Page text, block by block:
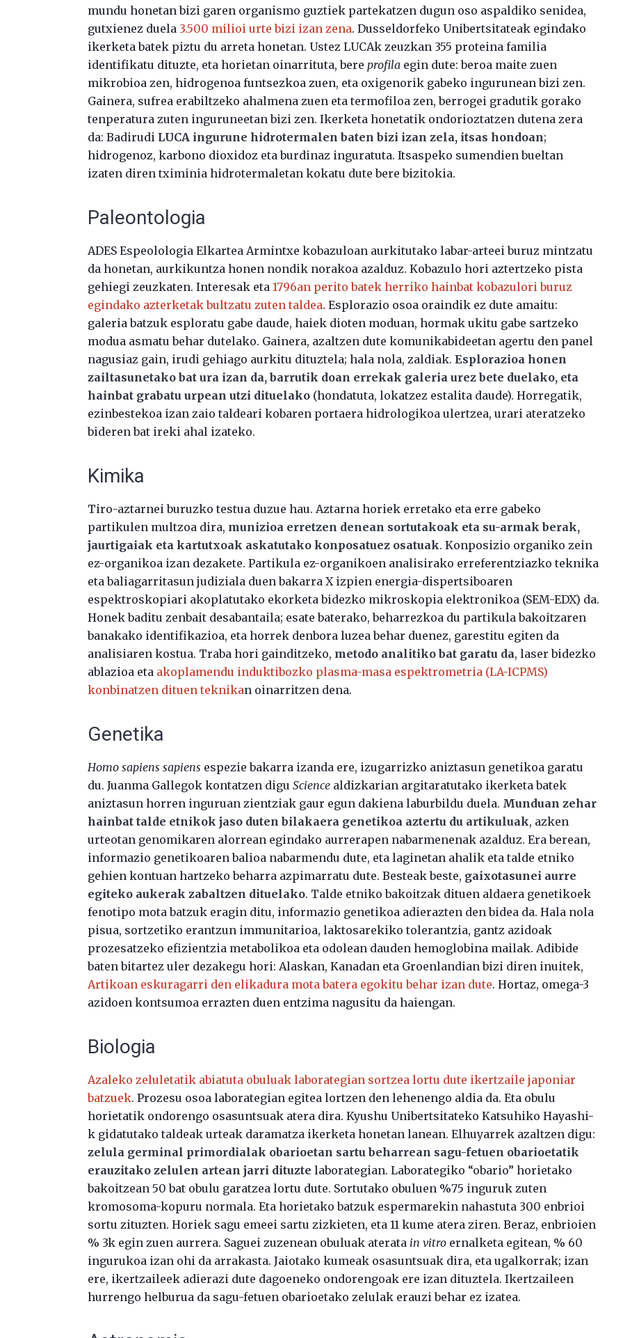
mundu honetan bizi garen organismo guztiek partekatzen dugun oso aspaldiko senidea,
gutxienez duela 3.500 milioi urte bizi izan zena. Dusseldorfeko Unibertsitateak egindako
ikerketa batek piztu du arreta honetan. Ustez LUCAk zeuzkan 355 proteina familia
identifikatu dituzte, eta horietan oinarrituta, bere profila egin dute: beroa maite zuen
mikrobioa zen, hidrogenoa funtsezkoa zuen, eta oxigenorik gabeko ingurunean bizi zen.
Gainera, sufrea erabiltzeko ahalmena zuen eta termofiloa zen, berrogei gradutik gorako
tenperatura zuten inguruneetan bizi zen. Ikerketa honetatik ondorioztatzen dutena zera
da: Badirudi LUCA ingurune hidrotermalen baten bizi izan zela, itsas hondoan;
hidrogenoz, karbono dioxidoz eta burdinaz inguratuta. Itsaspeko sumendien bueltan
izaten diren tximinia hidrotermaletan kokatu dute bere bizitokia.
Paleontologia
ADES Espeolologia Elkartea Armintxe kobazuloan aurkitutako labar-arteei buruz mintzatu
da honetan, aurkikuntza honen nondik norakoa azalduz. Kobazulo hori aztertzeko pista
gehiegi zeuzkaten. Interesak eta1796an perito batek herriko hainbat kobazulori buruz
egindako azterketak bultzatu zuten taldea. Esplorazio osoa oraindik ez dute amaitu:
galeria batzuk esploratu gabe daude, haiek dioten moduan, hormak ukitu gabe sartzeko
modua asmatu behar dutelako. Gainera, azaltzen dute komunikabideetan agertu den panel
nagusiaz gain, irudi gehiago aurkitu dituztela; hala nola, zaldiak.Esplorazioa honen
zailtasunetako bat ura izan da, barrutik doan errekak galeria urez bete duelako, eta
hainbat grabatu urpean utzi dituelako (hondatuta, lokatzez estalita daude). Horregatik,
ezinbestekoa izan zaio taldeari kobaren portaera hidrologikoa ulertzea, urari ateratzeko
bideren bat ireki ahal izateko.
Kimika
Tiro-aztarnei buruzko testua duzue hau. Aztarna horiek erretako eta erre gabeko
partikulen multzoa dira, munizioa erretzen denean sortutakoak eta su-armak berak,
jaurtigaiak eta kartutxoak askatutako konposatuez osatuak. Konposizio organiko zein
ez-organikoa izan dezakete. Partikula ez-organikoen analisirako erreferentziazko teknika
eta baliagarritasun judiziala duen bakarra X izpien energia-dispertsiboaren
espektroskopiari akoplatutako ekorketa bidezko mikroskopia elektronikoa (SEM-EDX) da.
Honek baditu zenbait desabantaila; esate baterako, beharrezkoa du partikula bakoitzaren
banakako identifikazioa, eta horrek denbora luzea behar duenez, garestitu egiten da
analisiaren kostua. Traba hori gainditzeko, metodo analitiko bat garatu da, laser bidezko
ablazioa eta akoplamendu induktibozko plasma-masa espektrometria (LA-ICPMS)
konbinatzen dituen teknikan oinarritzen dena.
Genetika
Homo sapiens sapiens espezie bakarra izanda ere, izugarrizko aniztasun genetikoa garatu
du. Juanma Gallegok kontatzen diguScience aldizkarian argitaratutako ikerketa batek
aniztasun horren inguruan zientziak gaur egun dakiena laburbildu duela. Munduan zehar
hainbat talde etnikok jaso duten bilakaera genetikoa aztertu du artikuluak, azken
urteotan genomikaren alorrean egindako aurrerapen nabarmenenak azalduz. Era berean,
informazio genetikoaren balioa nabarmendu dute, eta laginetan ahalik eta talde etniko
gehien kontuan hartzeko beharra azpimarratu dute. Besteak beste, gaixotasunei aurre
egiteko aukerak zabaltzen dituelako. Talde etniko bakoitzak dituen aldaera genetikoek
fenotipo mota batzuk eragin ditu, informazio genetikoa adierazten den bidea da. Hala nola
pisua, sortzetiko erantzun immunitarioa, laktosarekiko tolerantzia, gantz azidoak
prozesatzeko efizientzia metabolikoa eta odolean dauden hemoglobina mailak. Adibide
baten bitartez uler dezakegu hori: Alaskan, Kanadan eta Groenlandian bizi diren inuitek,
Artikoan eskuragarri den elikadura mota batera egokitu behar izan dute. Hortaz, omega-3
azidoen kontsumoa errazten duen entzima nagusitu da haiengan.
Biologia
Azaleko zeluletatik abiatuta obuluak laborategian sortzea lortu dute ikertzaile japoniar
batzuek. Prozesu osoa laborategian egitea lortzen den lehenengo aldia da. Eta obulu
horietatik ondorengo osasuntsuak atera dira. Kyushu Unibertsitateko Katsuhiko Hayashi-
k gidatutako taldeak urteak daramatza ikerketa honetan lanean. Elhuyarrek azaltzen digu:
zelula germinal primordialak obarioetan sartu beharrean sagu-fetuen obarioetatik
erauzitako zelulen artean jarri dituzte laborategian. Laborategiko “obario” horietako
bakoitzean 50 bat obulu garatzea lortu dute. Sortutako obuluen %75 inguruk zuten
kromosoma-kopuru normala. Eta horietako batzuk espermarekin nahastuta 300 enbrioi
sortu zituzten. Horiek sagu emeei sartu zizkieten, eta 11 kume atera ziren. Beraz, enbrioien
% 3k egin zuen aurrera. Saguei zuzenean obuluak aterata in vitro ernalketa egitean, % 60
ingurukoa izan ohi da arrakasta. Jaiotako kumeak osasuntsuak dira, eta ugalkorrak; izan
ere, ikertzaileek adierazi dute dagoeneko ondorengoak ere izan dituztela. Ikertzaileen
hurrengo helburua da sagu-fetuen obarioetako zelulak erauzi behar ez izatea.